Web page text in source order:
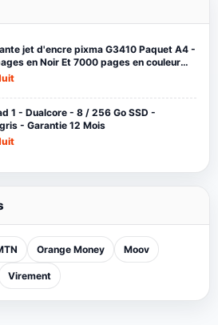
jet d'encre pixma G3410 Paquet A4 -
en Noir Et 7000 pages en couleur
- Garantie 12 Mois